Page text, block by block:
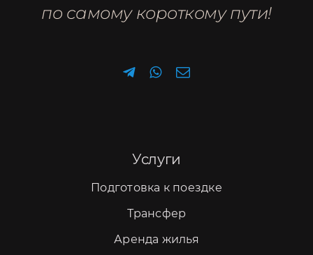
по самому короткому пути!
Услуги
Подготовка к поездке
Трансфер
Аренда жилья